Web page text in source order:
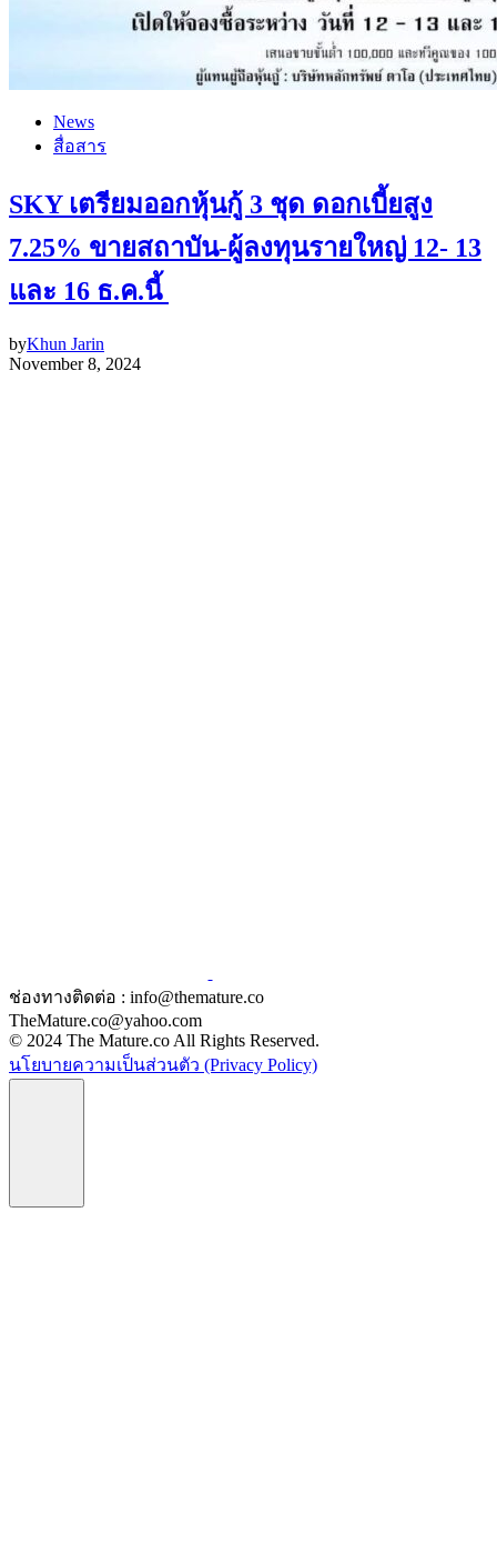
News
สื่อสาร
SKY เตรียมออกหุ้นกู้ 3 ชุด ดอกเบี้ยสูง
7.25% ขายสถาบัน-ผู้ลงทุนรายใหญ่ 12- 13
และ 16 ธ.ค.นี้
byKhun Jarin
November 8, 2024
ช่องทางติดต่อ : info@themature.co
TheMature.co@yahoo.com
© 2024 The Mature.co All Rights Reserved.
นโยบายความเป็นส่วนตัว (Privacy Policy)